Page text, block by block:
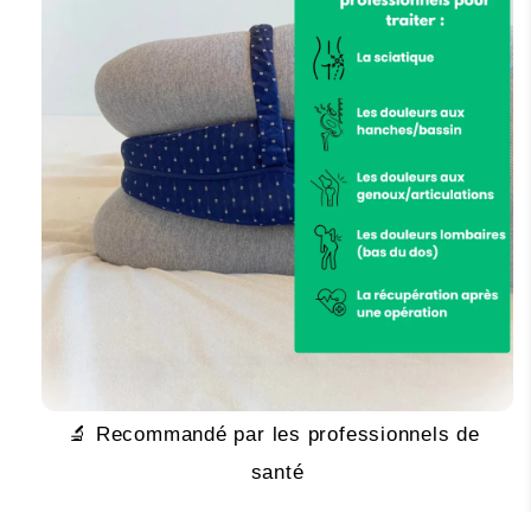
🔬 Recommandé par les professionnels de
santé